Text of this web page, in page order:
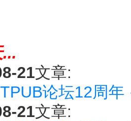
21文章:
论坛12周
21文章: